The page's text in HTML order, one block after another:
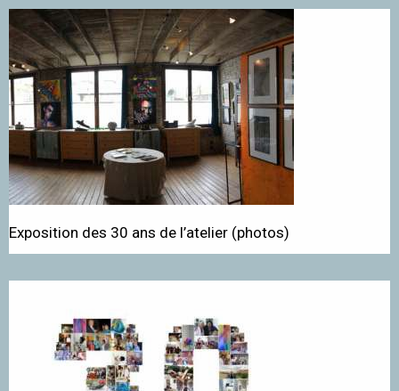
Exposition des 30 ans de l’atelier (photos)